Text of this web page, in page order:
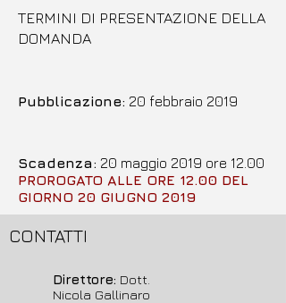
TERMINI DI PRESENTAZIONE DELLA
DOMANDA
Pubblicazione: 20 febbraio 2019
Scadenza: 20 maggio 2019 ore 12.00
PROROGATO ALLE ORE 12.00 DEL
GIORNO 20 GIUGNO 2019
CONTATTI
Direttore: Dott.
Nicola Gallinaro